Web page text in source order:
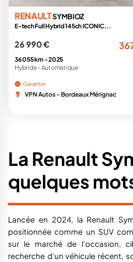
RENAULTSYMBIOZ
E-tech Full Hybrid 145ch ICONIC...
26 990 €
36 055 km -2025
Hybride - Automatique
Garantie
VPN Autos - Bordeaux Mérignac
La Renault
quelques
Lancée en 2024, la Renault
positionnée comme un SUV
sur le marché de l’occasion,
recherche d’un véhicule récent,